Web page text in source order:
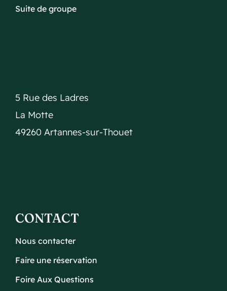
Suite de groupe
5 Rue des Ladres
La Motte
49260 Artannes-sur-Thouet
CONTACT
Nous contacter
Faire une réservation
Foire Aux Questions